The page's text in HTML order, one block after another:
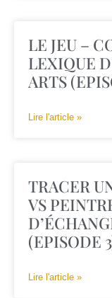
LE JEU –
LEXIQUE
ARTS
Lire l'article »
TRACER
VS
(EPISODE
Lire l'article »